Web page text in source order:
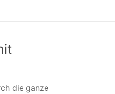
die ganze